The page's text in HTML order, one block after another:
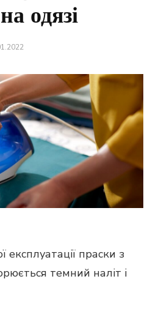
одязі
експлуатації праски з
темний наліт і